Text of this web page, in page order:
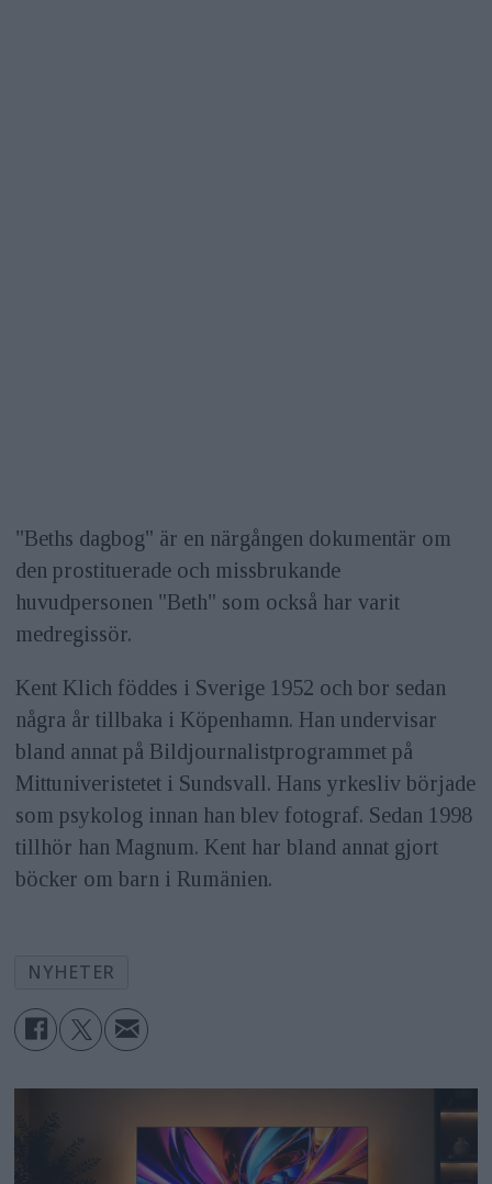
"Beths dagbog" är en närgången dokumentär om
den prostituerade och missbrukande
huvudpersonen "Beth" som också har varit
medregissör.
Kent Klich föddes i Sverige 1952 och bor sedan
några år tillbaka i Köpenhamn. Han undervisar
bland annat på Bildjournalistprogrammet på
Mittuniveristetet i Sundsvall. Hans yrkesliv började
som psykolog innan han blev fotograf. Sedan 1998
tillhör han Magnum. Kent har bland annat gjort
böcker om barn i Rumänien.
NYHETER